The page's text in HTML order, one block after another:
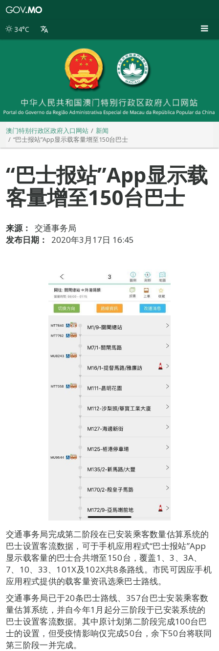
别
34°C
澳门特别行政区政府入口网站
新闻
“巴士报站”App显示载客量增至150台巴士
“巴士报站”App显示载
客量增至150台巴士
来源：
交通事务局
发布日期：
2020年3月17日 16:45
交通事务局完成第二阶段在已安装乘客数量估算系统的
巴士设置客流数据，可于手机应用程式“巴士报站”App
显示载客量的巴士合共增至150台，覆盖1、3、3A、
7、10、33、101X及102X共8条路线。市民可因应手机
应用程式提供的载客量资讯选乘巴士路线。
交通事务局已于20条巴士路线、357台巴士安装乘客数
量估算系统，并自今年1月起分三阶段于已安装系统的
巴士设置客流数据。其中原计划第二阶段完成100台巴
士的设置，但受疫情影响仅完成50台，余下50台将联同
第三阶段一并完成。